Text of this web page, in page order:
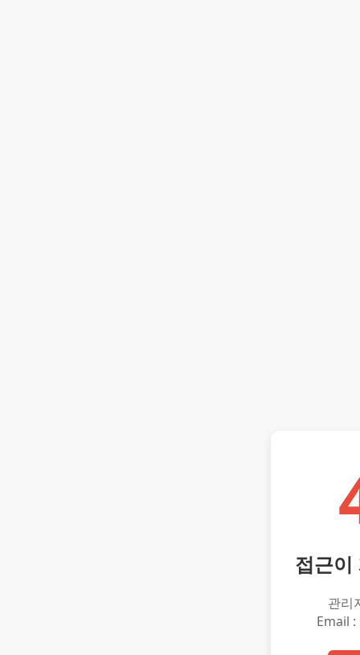
접근이
관리
Email